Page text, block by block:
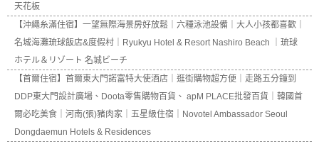
天花板
【沖繩糸滿住宿】一望無際海景房好放鬆｜六種泳池設備｜大人小孩都喜歡｜
名城海灘琉球飯店&度假村｜Ryukyu Hotel & Resort Nashiro Beach ｜琉球
ホテル＆リゾート 名城ビーチ
【首爾住宿】首爾東大門諾富特大使酒店｜逛街購物超方便｜走路五分鐘到
DDP東大門設計廣場、Doota零售購物百貨、 apM PLACE批發百貨｜韓國首
爾必吃美食｜河南(張)豬肉家｜五星級住宿｜Novotel Ambassador Seoul
Dongdaemun Hotels & Residences